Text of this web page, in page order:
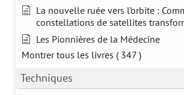
La nouvelle ruée vers l’orbite :
constellations de satellites
Les Pionnières de la Médecine
Montrer tous les livres ( 347 )
Techniques